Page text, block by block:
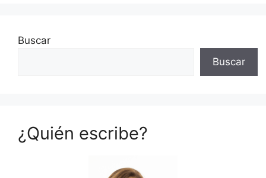
Buscar
Buscar
¿Quién escribe?